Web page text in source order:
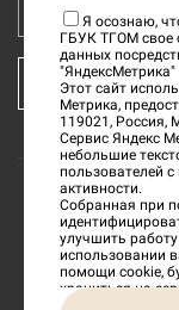
Ваш e-mail адрес
2026
Я осознаю,
ГБУК ТГОМ свое
данных
"ЯндексМетрика"
Этот сайт
Метрика,
119021, Россия,
Сервис Яндекс
небольшие
пользователей
активности.
Собранная при
улучшить
использовании
помощи cookie,
храниться на
будет